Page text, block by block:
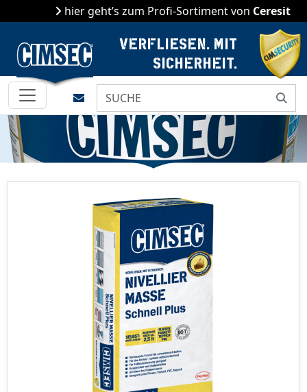
hier geht’s zum Profi-Sortiment von Ceresit
VERFLIESEN. MIT
SICHERHEIT.
Kontakt